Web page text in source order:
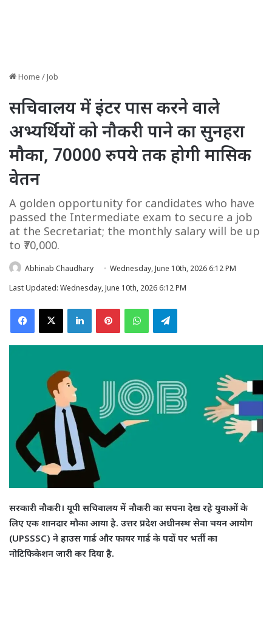
Home /Job
सचिवालय में इंटर पास करने वाले
अभ्यर्थियों को नौकरी पाने का सुनहरा
मौका, 70000 रुपये तक होगी मासिक
वेतन
A golden opportunity for candidates who have
passed the Intermediate exam to secure a job
at the Secretariat; the monthly salary will be up
to ₹70,000.
Abhinab Chaudhary
Wednesday, June 10th, 2026 6:12 PM
Last Updated: Wednesday, June 10th, 2026 6:12 PM
Facebook
X LinkedInPinterestWhatsAppTelegram
सरकारी नौकरी। यूपी सचिवालय में नौकरी का सपना देख रहे युवाओं के
लिए एक शानदार मौका आया है. उत्तर प्रदेश अधीनस्थ सेवा चयन आयोग
(UPSSSC) ने हाउस गार्ड और फायर गार्ड के पदों पर भर्ती का
नोटिफिकेशन जारी कर दिया है.